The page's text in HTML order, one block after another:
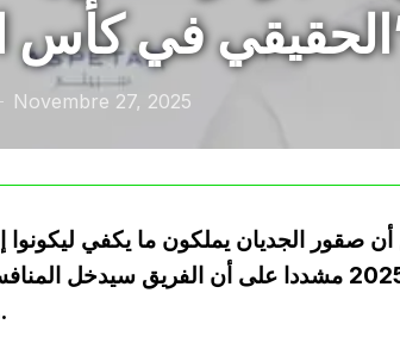
Novembre 27, 2025
صقور الجديان يملكون ما يكفي
بطولة كأس العرب “فيفا” قطر 2025 مشددا على أن الفريق
وطموح واضح.